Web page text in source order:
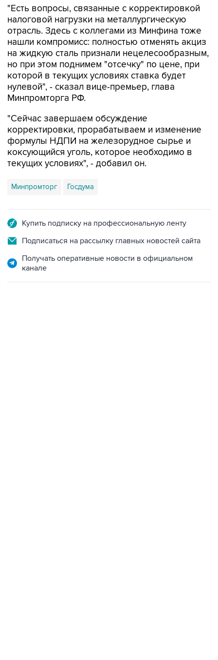
отрасль. Здесь с коллегами из Минфина тоже
нашли компромисс: полностью отменять акциз
на жидкую сталь признали нецелесообразным,
но при этом поднимем "отсечку" по цене, при
которой в текущих условиях ставка будет
нулевой", - сказал вице-премьер, глава
Минпромторга РФ.
"Сейчас завершаем обсуждение
формулы НДПИ на железорудное сырье и
коксующийся уголь, которое необходимо в
текущих условиях", - добавил он.
Минпромторг Госдума
Подписаться на рассылку главных новостей сайта
Получать оперативные новости в официальном